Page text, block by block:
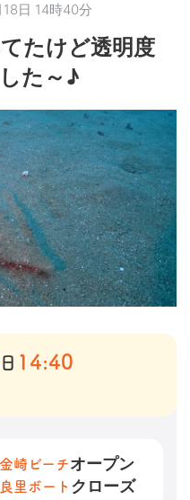
日 14時40分
たけど透明度
た～♪
日 14:40
崎ビーチオープン
里ボート クローズ